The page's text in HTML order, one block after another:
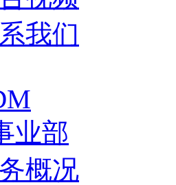
我们
业部
概况